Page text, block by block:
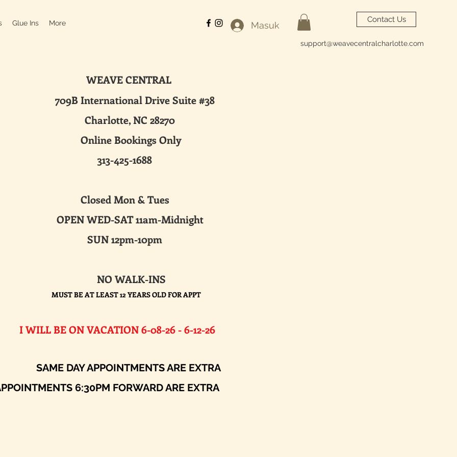
Glue Ins More Masuk
Contact Us
support@weavecentralcharlotte.com
WEAVE CENTRAL
Drive Suite #38
NC 28270
Bookings Only
313-425-1688
Mon & Tues
WED-SAT 11am-Midnight
SUN 12pm-10pm
WALK-INS
MUST BE AT LEAST 12 YEARS OLD FOR APPT
ON VACATION 6-08-26 - 6-12-26​
APPOINTMENTS ARE EXTRA
6:30PM FORWARD ARE EXTRA